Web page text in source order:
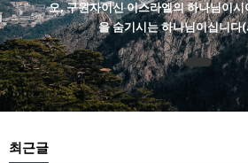
오, 구원자이신 이스라엘의 하나님이시
을 숨기시는하나님이십니다(
최근글